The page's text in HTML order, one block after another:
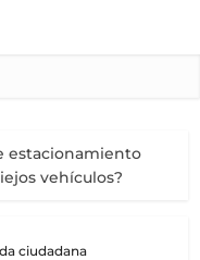
estacionamiento
vehículos?
ciudadana